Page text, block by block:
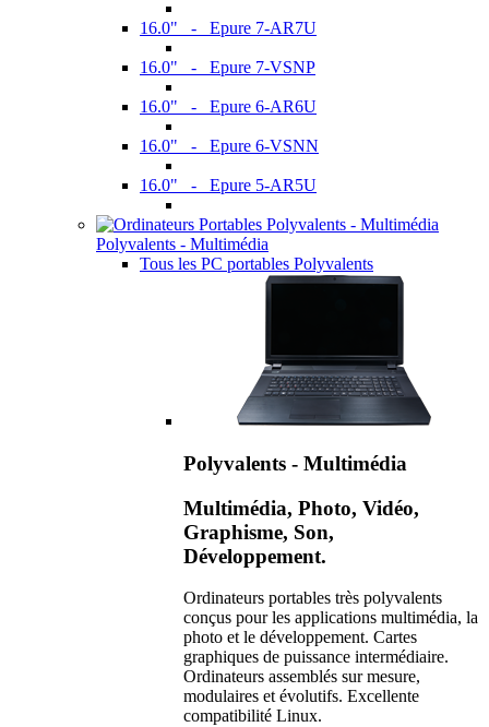
16.0" - Epure 7-AR7U
16.0" - Epure 7-VSNP
16.0" - Epure 6-AR6U
16.0" - Epure 6-VSNN
16.0" - Epure 5-AR5U
Polyvalents - Multimédia
Tous les PC portables Polyvalents
Polyvalents - Multimédia
Multimédia, Photo, Vidéo,
Graphisme, Son,
Développement.
Ordinateurs portables très polyvalents
conçus pour les applications multimédia, la
photo et le développement. Cartes
graphiques de puissance intermédiaire.
Ordinateurs assemblés sur mesure,
modulaires et évolutifs. Excellente
compatibilité Linux.